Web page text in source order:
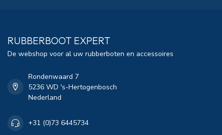
RUBBERBOOT EXPERT
De webshop voor al uw rubberboten en accessoires
Rondenwaard 7
5236 WD 's-Hertogenbosch
Nederland
+31 (0)73 6445734